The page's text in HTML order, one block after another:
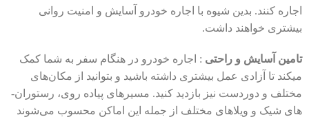
اجاره کنند. بدین شیوه با اجاره خودرو آسایش و امنیت روانی
بیشتری خواهند داشت.
تامین آسایش و راحتی : اجاره خودرو در هنگام سفر به شما کمک
می­کند تا آزادی عمل بیشتری داشته باشید و بتوانید از مکان‌های
مختلف و دوردست نیز بازدید کنید. مسیرهای پیاده­ روی، رستوران­
های شیک و ویلاهای مختلف از جمله این اماکن محسوب می‌شوند